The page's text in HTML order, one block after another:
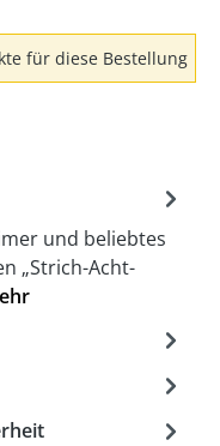
für diese Bestellung
und beliebtes
„Strich-Acht-